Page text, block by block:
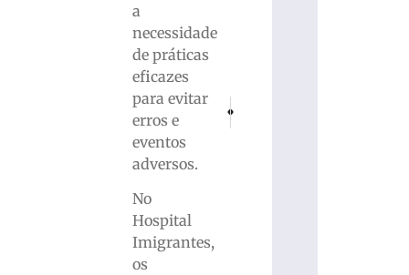
a
necessidade
de práticas
eficazes
para evitar
erros e
eventos
adversos.
No
Hospital
Imigrantes,
os